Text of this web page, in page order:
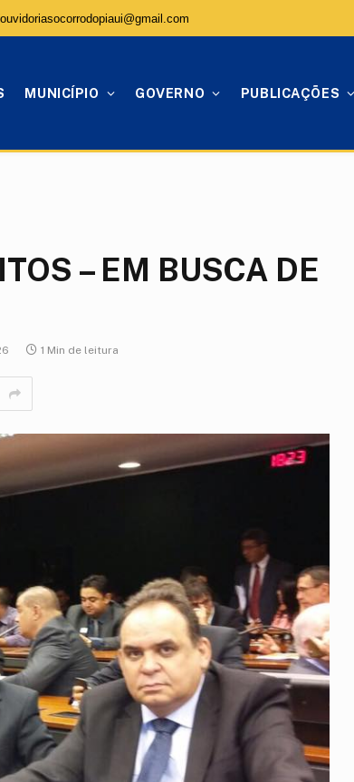
ouvidoriasocorrodopiaui@gmail.com
MUNICÍPIO GOVERNO PUBLICAÇÕES
– EM BUSCA DE
1 Min de leitura